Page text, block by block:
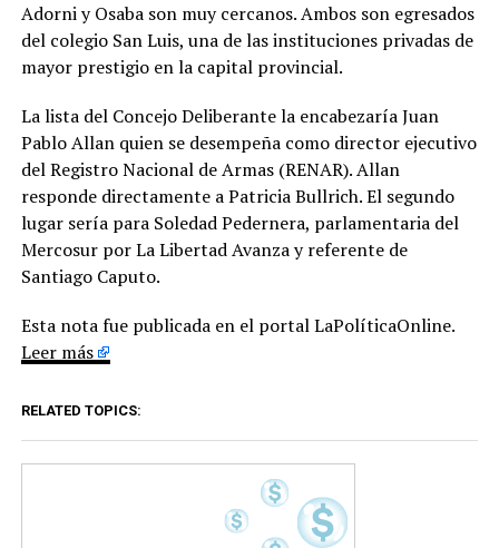
Adorni y Osaba son muy cercanos. Ambos son egresados
del colegio San Luis, una de las instituciones privadas de
mayor prestigio en la capital provincial.
La lista del Concejo Deliberante la encabezaría Juan
Pablo Allan quien se desempeña como director ejecutivo
del Registro Nacional de Armas (RENAR). Allan
responde directamente a Patricia Bullrich. El segundo
lugar sería para Soledad Pedernera, parlamentaria del
Mercosur por La Libertad Avanza y referente de
Santiago Caputo.
Esta nota fue publicada en el portal LaPolíticaOnline.
Leer más
RELATED TOPICS: